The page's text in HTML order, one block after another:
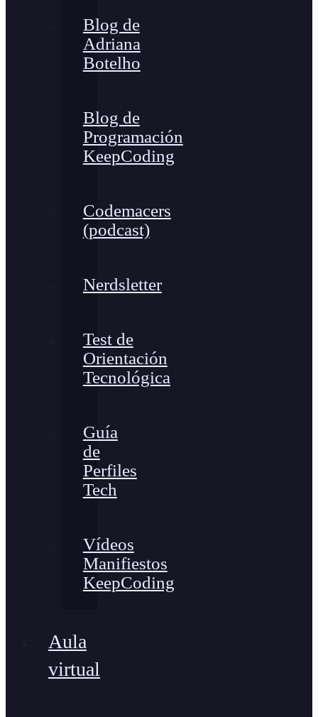
Blog de
Adriana
Botelho
Blog de
Programación
KeepCoding
Codemacers
(podcast)
Nerdsletter
Test de
Orientación
Tecnológica
Guía
de
Perfiles
Tech
Vídeos
Manifiestos
KeepCoding
Aula
virtual